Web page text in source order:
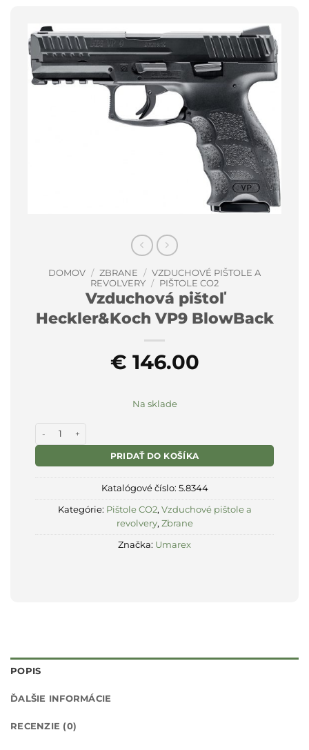
DOMOV / ZBRANE / VZDUCHOVÉ PIŠTOLE A
REVOLVERY / PIŠTOLE CO2
Vzduchová pištoľ
Heckler&Koch VP9 BlowBack
€ 146.00
Na sklade
PRIDAŤ DO KOŠÍKA
Katalógové číslo: 5.8344
Kategórie: Pištole CO2, Vzduchové pištole a
revolvery, Zbrane
Značka: Umarex
POPIS
ĎALŠIE INFORMÁCIE
RECENZIE (0)